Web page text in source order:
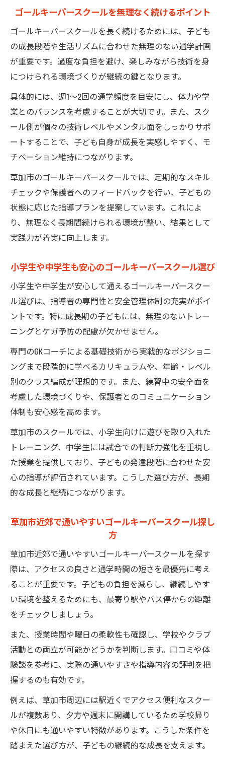
ゴールキーパースクールを無理なく続けるポイント
ゴールキーパースクールを長く続けるためには、子ども
の成長段階や生活リズムに合わせた無理のない通学計画
が重要です。過度な負担を避け、楽しみながら技術を身
につけられる環境づくりが継続の鍵となります。
具体的には、週1～2回の通学頻度を目安にし、体力や学
業とのバランスを考慮することが大切です。また、スク
ール側が個々の技術レベルやメンタル面をしっかりサポ
ートすることで、子ども自身が成長を実感しやすく、モ
チベーション維持につながります。
草加市のゴールキーパースクールでは、定期的なスキル
チェックや保護者へのフィードバックを行い、子どもの
状態に応じた指導プランを提案しています。これによ
り、無理なく長期間続けられる環境が整い、結果として
実践力が着実に向上します。
小学生や中学生も安心のゴールキーパースクール選び
小学生や中学生が安心して通えるゴールキーパースクー
ル選びは、指導者の専門性と安全管理体制の充実がポイ
ントです。特に成長期の子どもには、無理のないトレー
ニングとケガ予防の配慮が欠かせません。
専門のGKコーチによる基礎技術から実戦的なポジショニ
ングまで段階的に学べるカリキュラムや、年齢・レベル
別のクラス編成が理想的です。また、練習中の安全面を
考慮した環境づくりや、保護者とのコミュニケーション
体制も安心感を高めます。
草加市のスクールでは、小学生向けに遊びを取り入れた
トレーニング、中学生には試合での判断力強化を重視し
た授業を提供しており、子どもの発達段階に合わせた安
心の指導が評価されています。こうした選び方が、長期
的な成長と継続につながります。
草加市近郊で通いやすいゴールキーパースクール探し
方
草加市近郊で通いやすいゴールキーパースクールを探す
際は、アクセスの良さと通学時間の短さを最優先に考え
ることが重要です。子どもの負担を減らし、継続しやす
い環境を整えるためにも、最寄り駅やバス停からの距離
をチェックしましょう。
また、授業時間や曜日の柔軟性も確認し、学校やクラブ
活動との両立が可能かどうかを判断します。口コミや体
験談を参考に、実際の通いやすさや指導内容の評判を把
握するのも有効です。
例えば、草加市周辺には駅近くでアクセス便利なスクー
ルが複数あり、夕方や週末に開講しているため学校帰り
や休日にも通いやすい特徴があります。こうした条件を
踏まえた選び方が、子どもの継続的な成長を支えます。